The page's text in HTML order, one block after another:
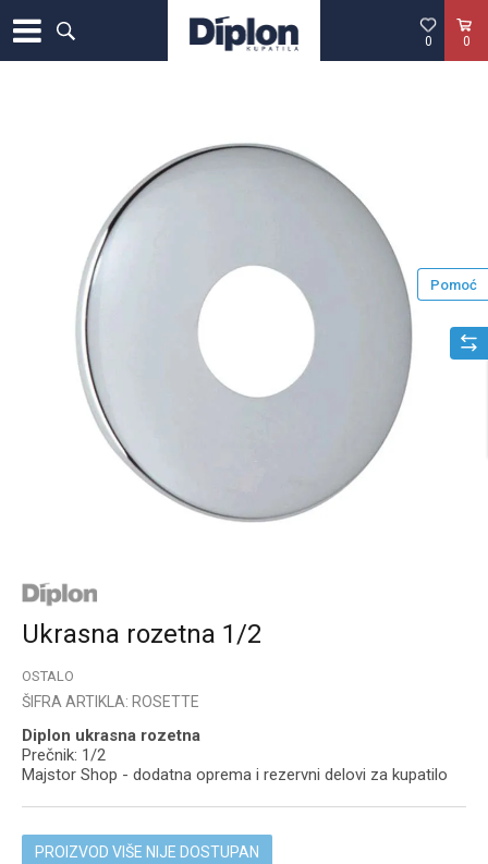
0
0
Ukrasna rozetna 1/2
OSTALO
ŠIFRA ARTIKLA: ROSETTE
Diplon ukrasna rozetna
Prečnik: 1/2
Majstor Shop - dodatna oprema i rezervni delovi za kupatilo
PROIZVOD VIŠE NIJE DOSTUPAN
Pomoć